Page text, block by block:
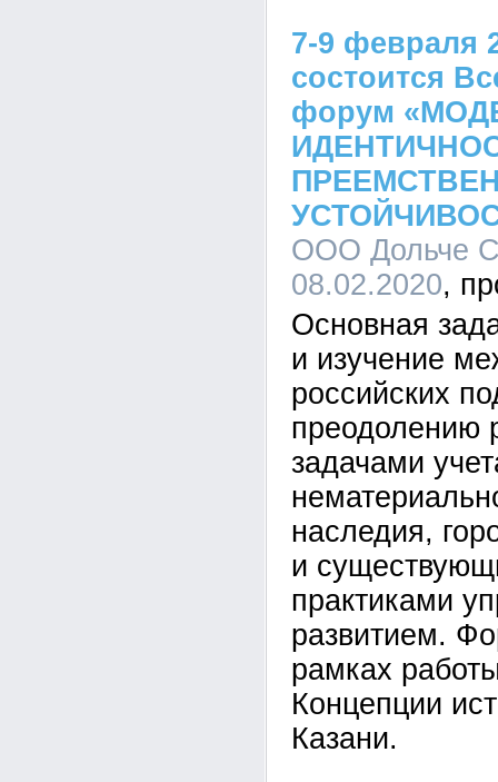
7-9 февраля
состоится
форум
ООО Дольче
08.02.2020
Основная
и изучение
российских
преодолению
задачами
наследия,
и
практиками
развитием.
рамках
Концепции
Казани.